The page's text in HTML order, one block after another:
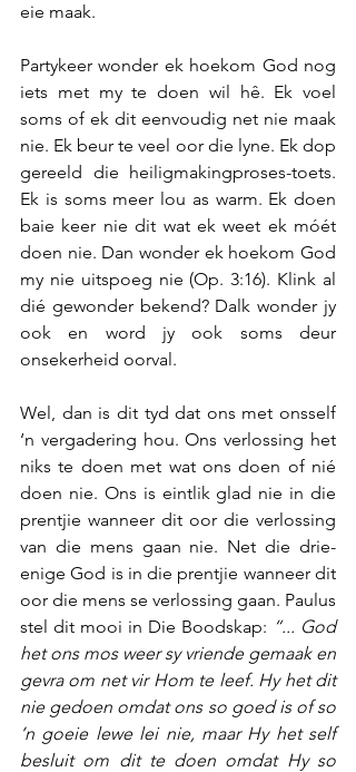
eie maak.
Partykeer wonder ek hoekom God nog
iets met my te doen wil hê. Ek voel
soms of ek dit eenvoudig net nie maak
nie. Ek beur te veel oor die lyne. Ek dop
gereeld die heiligmakingproses-toets.
Ek is soms meer lou as warm. Ek doen
baie keer nie dit wat ek weet ek móét
doen nie. Dan wonder ek hoekom God
my nie uitspoeg nie (Op. 3:16). Klink al
dié gewonder bekend? Dalk wonder jy
ook en word jy ook soms deur
onsekerheid oorval.
Wel, dan is dit tyd dat ons met onsself
‘n vergadering hou. Ons verlossing het
niks te doen met wat ons doen of nié
doen nie. Ons is eintlik glad nie in die
prentjie wanneer dit oor die verlossing
van die mens gaan nie. Net die drie-
enige God is in die prentjie wanneer dit
oor die mens se verlossing gaan. Paulus
stel dit mooi in Die Boodskap: “... God
het ons mos weer sy vriende gemaak en
gevra om net vir Hom te leef. Hy het dit
nie gedoen omdat ons so goed is of so
’n goeie lewe lei nie, maar Hy het self
besluit om dit te doen omdat Hy so